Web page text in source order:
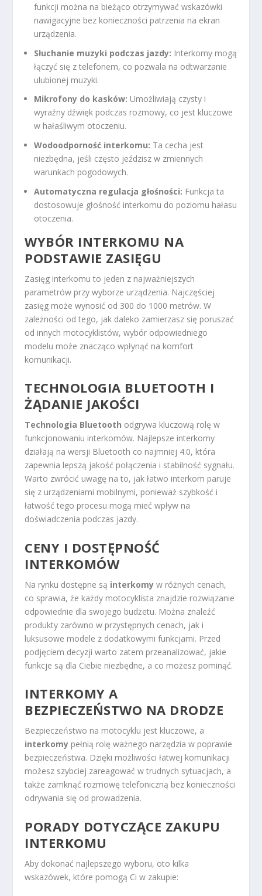
funkcji można na bieżąco otrzymywać wskazówki
nawigacyjne bez konieczności patrzenia na ekran
urządzenia.
Słuchanie muzyki podczas jazdy: Interkomy mogą
łączyć się z telefonem, co pozwala na odtwarzanie
ulubionej muzyki.
Mikrofony do kasków: Umożliwiają czysty i
wyraźny dźwięk podczas rozmowy, co jest kluczowe
w hałaśliwym otoczeniu.
Wodoodporność interkomu: Ta cecha jest
niezbędna, jeśli często jeździsz w zmiennych
warunkach pogodowych.
Automatyczna regulacja głośności: Funkcja ta
dostosowuje głośność interkomu do poziomu hałasu
otoczenia.
WYBÓR INTERKOMU NA
PODSTAWIE ZASIĘGU
Zasięg interkomu to jeden z najważniejszych
parametrów przy wyborze urządzenia. Najczęściej
zasięg może wynosić od 300 do 1000 metrów. W
zależności od tego, jak daleko zamierzasz się poruszać
od innych motocyklistów, wybór odpowiedniego
modelu może znacząco wpłynąć na komfort
komunikacji.
TECHNOLOGIA BLUETOOTH I
ŻĄDANIE JAKOŚCI
Technologia Bluetooth odgrywa kluczową rolę w
funkcjonowaniu interkomów. Najlepsze interkomy
działają na wersji Bluetooth co najmniej 4.0, która
zapewnia lepszą jakość połączenia i stabilność sygnału.
Warto zwrócić uwagę na to, jak łatwo interkom paruje
się z urządzeniami mobilnymi, ponieważ szybkość i
łatwość tego procesu mogą mieć wpływ na
doświadczenia podczas jazdy.
CENY I DOSTĘPNOŚĆ
INTERKOMÓW
Na rynku dostępne są interkomy w różnych cenach,
co sprawia, że każdy motocyklista znajdzie rozwiązanie
odpowiednie dla swojego budżetu. Można znaleźć
produkty zarówno w przystępnych cenach, jak i
luksusowe modele z dodatkowymi funkcjami. Przed
podjęciem decyzji warto zatem przeanalizować, jakie
funkcje są dla Ciebie niezbędne, a co możesz pominąć.
INTERKOMY A
BEZPIECZEŃSTWO NA DRODZE
Bezpieczeństwo na motocyklu jest kluczowe, a
interkomy pełnią rolę ważnego narzędzia w poprawie
bezpieczeństwa. Dzięki możliwości łatwej komunikacji
możesz szybciej zareagować w trudnych sytuacjach, a
także zamknąć rozmowę telefoniczną bez konieczności
odrywania się od prowadzenia.
PORADY DOTYCZĄCE ZAKUPU
INTERKOMU
Aby dokonać najlepszego wyboru, oto kilka
wskazówek, które pomogą Ci w zakupie: